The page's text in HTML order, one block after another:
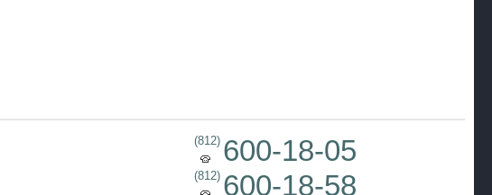
(812) 600-18-05
(812) 600-18-58